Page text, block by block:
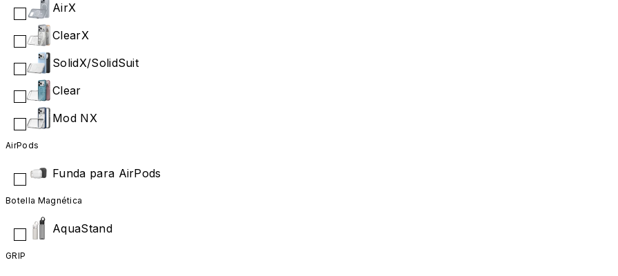
AirX
ClearX
SolidX/SolidSuit
Clear
Mod NX
AirPods
Funda para AirPods
Botella Magnética
AquaStand
GRIP